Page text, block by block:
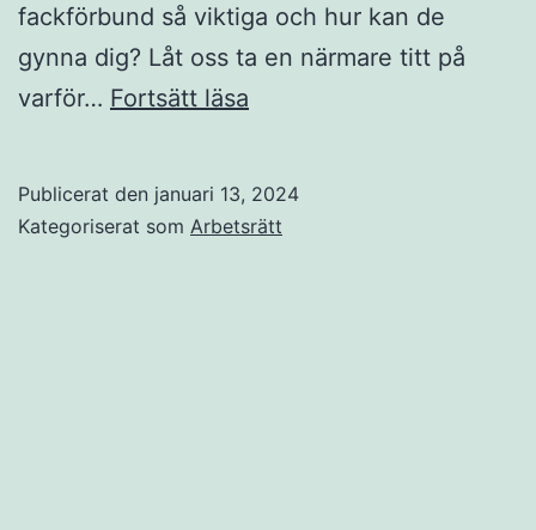
fackförbund så viktiga och hur kan de
gynna dig? Låt oss ta en närmare titt på
varför… Fortsätt läsa
med
Publicerat den januari 13, 2024
Kategoriserat som Arbetsrätt